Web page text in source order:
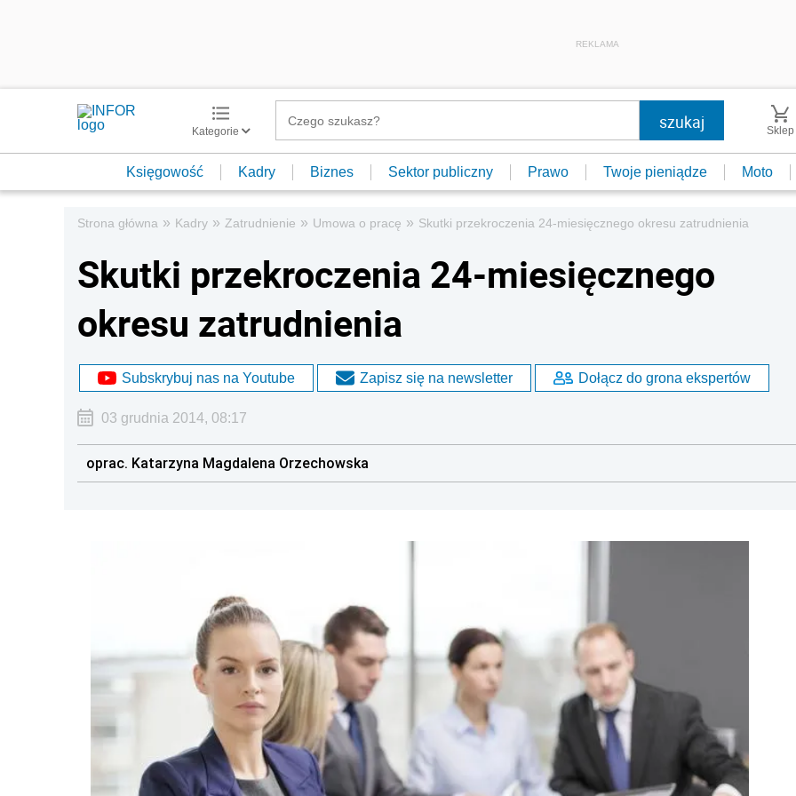
REKLAMA
Kategorie Sklep
Księgowość Kadry Biznes Sektor publiczny Prawo Twoje pieniądze Moto
Strona główna » Kadry » Zatrudnienie » Umowa o pracę » Skutki przekroczenia 24-miesięcznego okresu zatrudnienia
Skutki przekroczenia 24-miesięcznego
okresu zatrudnienia
Subskrybuj nas na Youtube Zapisz się na newsletter Dołącz do grona ekspertów
03 grudnia 2014, 08:17
oprac. Katarzyna Magdalena Orzechowska